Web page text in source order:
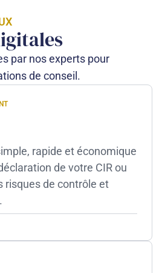
par nos experts pour
de conseil.
rapide et économique
de votre CIR ou
risques de contrôle et